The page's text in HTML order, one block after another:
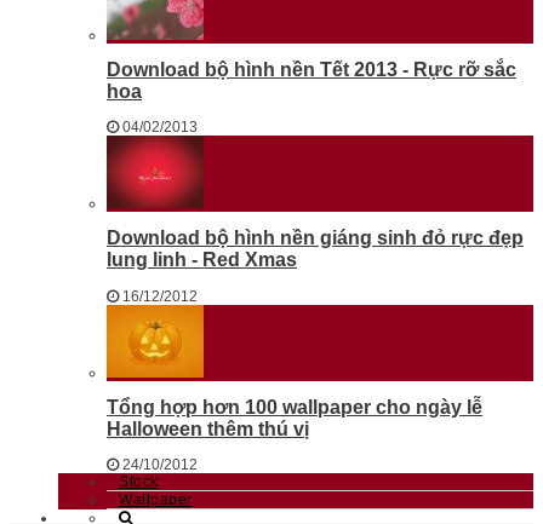
Download bộ hình nền Tết 2013 - Rực rỡ sắc
hoa
04/02/2013
Download bộ hình nền giáng sinh đỏ rực đẹp
lung linh - Red Xmas
16/12/2012
Tổng hợp hơn 100 wallpaper cho ngày lễ
Halloween thêm thú vị
24/10/2012
Stock
Wallpaper